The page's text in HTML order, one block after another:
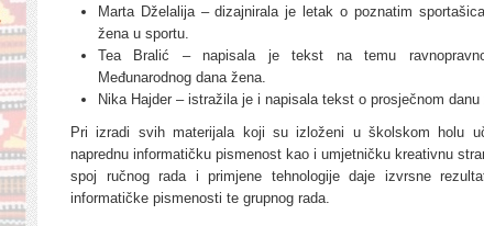
Marta Dželalija – dizajnirala je letak o poznatim
žena u sportu.
Tea Bralić – napisala je tekst na temu
Međunarodnog dana žena.
Nika Hajder – istražila je i napisala tekst o prosječnom
Pri izradi svih materijala koji su izloženi u školskom holu
naprednu informatičku pismenost kao i umjetničku kreativnu
spoj ručnog rada i primjene tehnologije daje izvrsne
informatičke pismenosti te grupnog rada.